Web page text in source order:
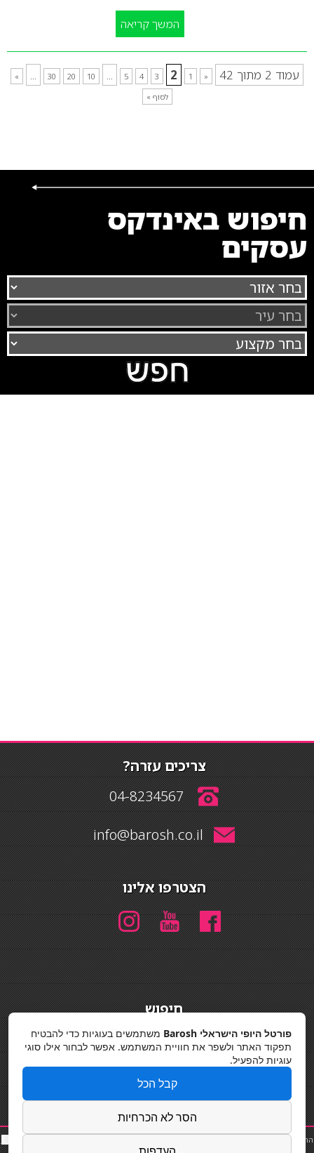
המשך קריאה
עמוד 2 מתוך 42 «
1
2
3
4
5
...
10
20
30
...
»
לסוף »
חיפוש באינדקס
עסקים
צריכים עזרה?
04-8234567
info@barosh.co.il
הצטרפו אלינו
חיפוש
מדיניות פרטיות
החלקות שיער |כ
סאות
פאות|קורס בניית ציפורניים
פורטל היופי הישראלי Barosh
משתמשים בעוגיות כדי להבטיח
תפקוד האתר ולשפר את חוויית המשתמש. אפשר לבחור אילו סוגי
עוגיות להפעיל.
קבל הכל
הסר לא הכרחיות